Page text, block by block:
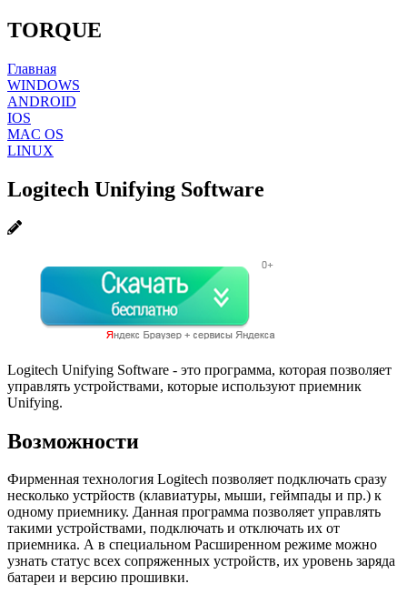
TORQUE
Главная
WINDOWS
ANDROID
IOS
MAC OS
LINUX
Logitech Unifying Software
Logitech Unifying Software - это программа, которая позволяет
управлять устройствами, которые используют приемник
Unifying.
Возможности
Фирменная технология Logitech позволяет подключать сразу
несколько устрйоств (клавиатуры, мыши, геймпады и пр.) к
одному приемнику. Данная программа позволяет управлять
такими устройствами, подключать и отключать их от
приемника. А в специальном Расширенном режиме можно
узнать статус всех сопряженных устройств, их уровень заряда
батареи и версию прошивки.